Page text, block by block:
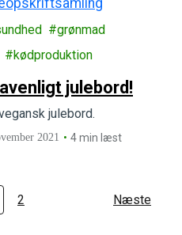
grønmad
kødproduktion
julebord!
julebord.
2021 4 min læst
2 Næste